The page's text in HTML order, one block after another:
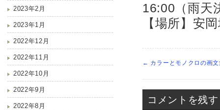
2023年2月
2023年1月
2022年12月
2022年11月
2022年10月
2022年9月
2022年8月
16:00（雨天
【場所】安
← カラーとモノクロの画
コメントを残す